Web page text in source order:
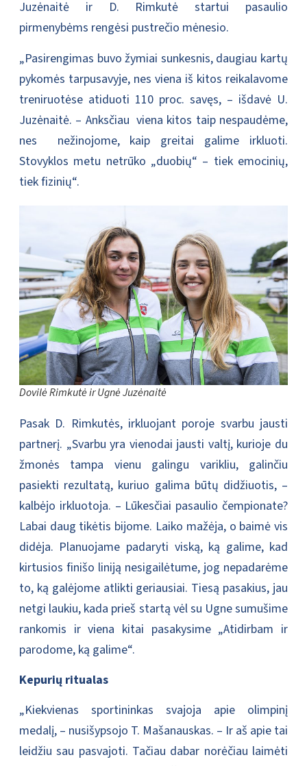
Juzėnaitė ir D. Rimkutė startui pasaulio
pirmenybėms rengėsi pustrečio mėnesio.
„Pasirengimas buvo žymiai sunkesnis, daugiau kartų
pykomės tarpusavyje, nes viena iš kitos reikalavome
treniruotėse atiduoti 110 proc. savęs, – išdavė U.
Juzėnaitė. – Anksčiau viena kitos taip nespaudėme,
nes nežinojome, kaip greitai galime irkluoti.
Stovyklos metu netrūko „duobių“ – tiek emocinių,
tiek fizinių“.
Dovilė Rimkutė ir Ugnė Juzėnaitė
Pasak D. Rimkutės, irkluojant poroje svarbu jausti
partnerį. „Svarbu yra vienodai jausti valtį, kurioje du
žmonės tampa vienu galingu varikliu, galinčiu
pasiekti rezultatą, kuriuo galima būtų didžiuotis, –
kalbėjo irkluotoja. – Lūkesčiai pasaulio čempionate?
Labai daug tikėtis bijome. Laiko mažėja, o baimė vis
didėja. Planuojame padaryti viską, ką galime, kad
kirtusios finišo liniją nesigailėtume, jog nepadarėme
to, ką galėjome atlikti geriausiai. Tiesą pasakius, jau
netgi laukiu, kada prieš startą vėl su Ugne sumušime
rankomis ir viena kitai pasakysime „Atidirbam ir
parodome, ką galime“.
Kepurių ritualas
„Kiekvienas sportininkas svajoja apie olimpinį
medalį, – nusišypsojo T. Mašanauskas. – Ir aš apie tai
leidžiu sau pasvajoti. Tačiau dabar norėčiau laimėti